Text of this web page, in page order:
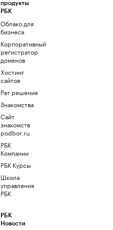
продукты
РБК
Облако для
бизнеса
Корпоративный
регистратор
доменов
Хостинг
сайтов
Рег.решения
Знакомства
Сайт
знакомств
podbor.ru
РБК
Компании
РБК Курсы
Школа
управления
РБК
РБК
Новости